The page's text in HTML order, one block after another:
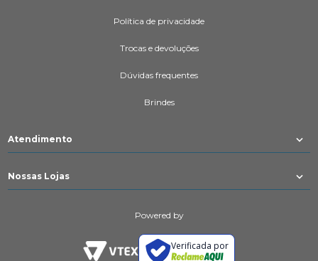
Política de privacidade
Trocas e devoluções
Dúvidas frequentes
Brindes
Atendimento
Nossas Lojas
Powered by
Verificada por